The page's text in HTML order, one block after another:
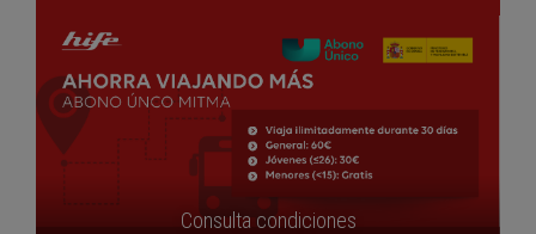
Consulta condiciones